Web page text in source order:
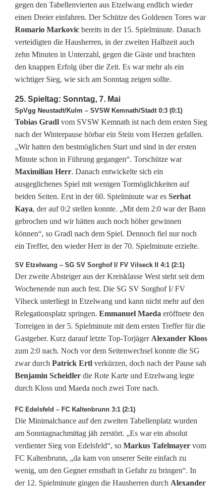
e
s
t
:
F
ü
n
f
K
a
n
d
i
a
t
e
n
f
ü
r
d
e
n
R
e
gegen den Tabellenvierten aus Etzelwang endlich wieder
einen Dreier einfahren. Der Schütze des Goldenen Tores war
Romario Markovic bereits in der 15. Spielminute. Danach
verteidigten die Hausherren, in der zweiten Halbzeit auch
zehn Minuten in Unterzahl, gegen die Gäste und brachten
den knappen Erfolg über die Zeit. Es war mehr als ein
wichtiger Sieg, wie sich am Sonntag zeigen sollte.
25. Spieltag: Sonntag, 7. Mai
SpVgg Neustadt/Kulm – SVSW Kemnath/Stadt 0:3 (0:1)
Tobias Gradl vom SVSW Kemnath ist nach dem ersten Sieg
nach der Winterpause hörbar ein Stein vom Herzen gefallen.
„Wir hatten den bestmöglichen Start und sind in der ersten
Minute schon in Führung gegangen“. Torschütze war
Maximilian Herr. Danach entwickelte sich ein
ausgeglichenes Spiel mit wenigen Tormöglichkeiten auf
beiden Seiten. Erst in der 60. Spielminute war es Serhat
Kaya, der auf 0:2 stellen konnte. „Mit dem 2:0 war der Bann
gebrochen und wir hätten auch noch höher gewinnen
können“, so Gradl nach dem Spiel. Dennoch fiel nur noch
ein Treffer, den wieder Herr in der 70. Spielminute erzielte.
SV Etzelwang – SG SV Sorghof I/ FV Vilseck II 4:1 (2:1)
Der zweite Absteiger aus der Kreisklasse West steht seit dem
Wochenende nun auch fest. Die SG SV Sorghof I/ FV
Vilseck unterliegt in Etzelwang und kann nicht mehr auf den
Relegationsplatz springen. Emmanuel Maeda eröffnete den
Torreigen in der 5. Spielminute mit dem ersten Treffer für die
Gastgeber. Kurz darauf letzte Top-Torjäger Alexander Kloos
zum 2:0 nach. Noch vor dem Seitenwechsel konnte die SG
zwar durch Patrick Ertl verkürzen, doch nach der Pause sah
Benjamin Scheidler die Rote Karte und Etzelwang legte
durch Kloss und Maeda noch zwei Tore nach.
FC Edelsfeld – FC Kaltenbrunn 3:1 (2:1)
Die Minimalchance auf den zweiten Tabellenplatz wurden
am Sonntagnachmittag jäh zerstört. „Es war ein absolut
verdienter Sieg von Edelsfeld“, so Markus Tafelmayer vom
FC Kaltenbrunn, „da kam von unserer Seite einfach zu
wenig, um den Gegner ernsthaft in Gefahr zu bringen“. In
der 12. Spielminute gingen die Hausherren durch Alexander